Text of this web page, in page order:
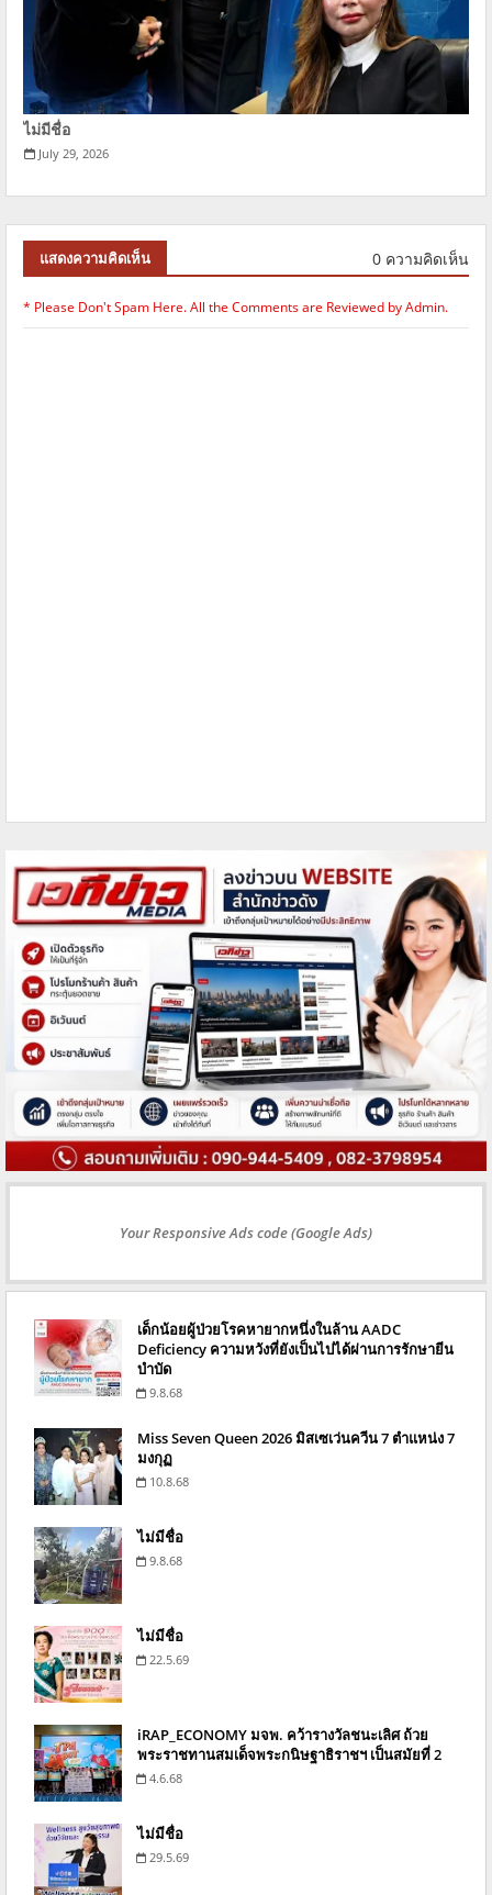
ไม่มีชื่อ
July 29, 2026
แสดงความคิดเห็น 0 ความคิดเห็น
* Please Don't Spam Here. All the Comments are Reviewed by Admin.
Your Responsive Ads code (Google Ads)
เด็กน้อยผู้ป่วยโรคหายากหนึ่งในล้าน AADC
Deficiency ความหวังที่ยังเป็นไปได้ผ่านการรักษายีน
บำบัด
9.8.68
Miss Seven Queen 2026 มิสเซเว่นควีน 7 ตำแหน่ง 7
มงกุฏ
10.8.68
ไม่มีชื่อ
9.8.68
ไม่มีชื่อ
22.5.69
iRAP_ECONOMY มจพ. คว้ารางวัลชนะเลิศ ถ้วย
พระราชทานสมเด็จพระกนิษฐาธิราชฯ เป็นสมัยที่ 2
4.6.68
ไม่มีชื่อ
29.5.69